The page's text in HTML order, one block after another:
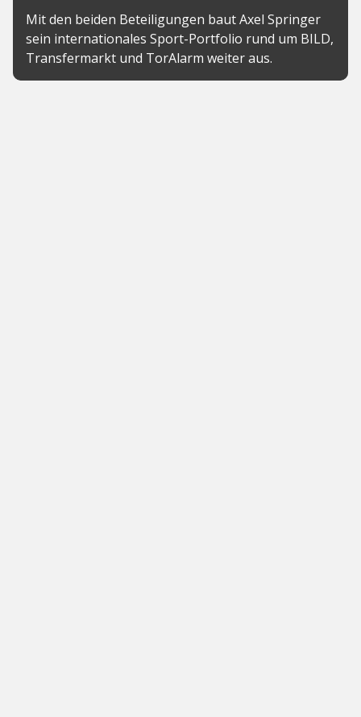
Mit den beiden Beteiligungen baut Axel Springer
sein internationales Sport-Portfolio rund um BILD,
Transfermarkt und TorAlarm weiter aus.